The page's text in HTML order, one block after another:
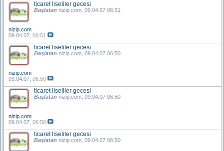
ticaret liseliler gecesi
Başlatan nizip.com, 09.04.07 06:51
nizip.com
09.04.07, 06:51
ticaret liseliler gecesi
Başlatan nizip.com, 09.04.07 06:50
nizip.com
09.04.07, 06:50
ticaret liseliler gecesi
Başlatan nizip.com, 09.04.07 06:50
nizip.com
09.04.07, 06:50
ticaret liseliler gecesi
Başlatan nizip.com , 09.04.07 06:50